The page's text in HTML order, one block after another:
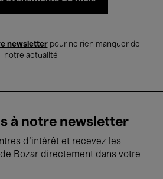
newsletterpour ne rien manquer de
notre actualité
à notre newsletter
d'intérêt et recevez les
Bozar directement dans votre